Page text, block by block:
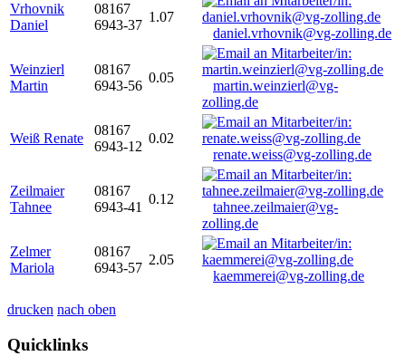
Vrhovnik
Daniel
08167
6943-37
1.07
daniel.vrhovnik@vg-zolling.de
Weinzierl
Martin
08167
6943-56
0.05
martin.weinzierl@vg-
zolling.de
Weiß Renate
08167
6943-12
0.02
renate.weiss@vg-zolling.de
Zeilmaier
Tahnee
08167
6943-41
0.12
tahnee.zeilmaier@vg-
zolling.de
Zelmer
Mariola
08167
6943-57
2.05
kaemmerei@vg-zolling.de
drucken nach oben
Quicklinks